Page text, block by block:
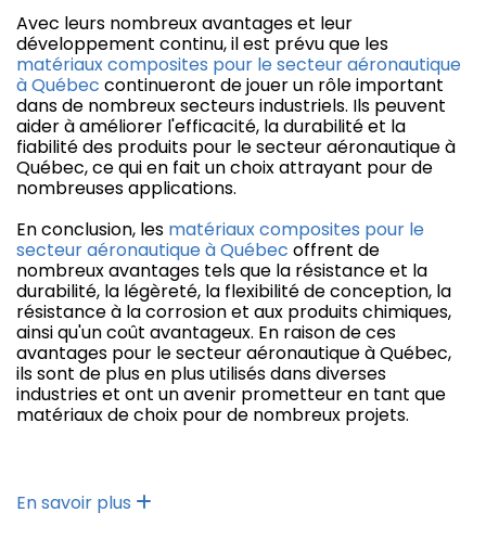
Avec leurs nombreux avantages et leur
développement continu, il est prévu que les
matériaux composites pour le secteur aéronautique
à Québec continueront de jouer un rôle important
dans de nombreux secteurs industriels. Ils peuvent
aider à améliorer l'efficacité, la durabilité et la
fiabilité des produits pour le secteur aéronautique à
Québec, ce qui en fait un choix attrayant pour de
nombreuses applications.
En conclusion, les matériaux composites pour le
secteur aéronautique à Québec offrent de
nombreux avantages tels que la résistance et la
durabilité, la légèreté, la flexibilité de conception, la
résistance à la corrosion et aux produits chimiques,
ainsi qu'un coût avantageux. En raison de ces
avantages pour le secteur aéronautique à Québec,
ils sont de plus en plus utilisés dans diverses
industries et ont un avenir prometteur en tant que
matériaux de choix pour de nombreux projets.
En savoir plus